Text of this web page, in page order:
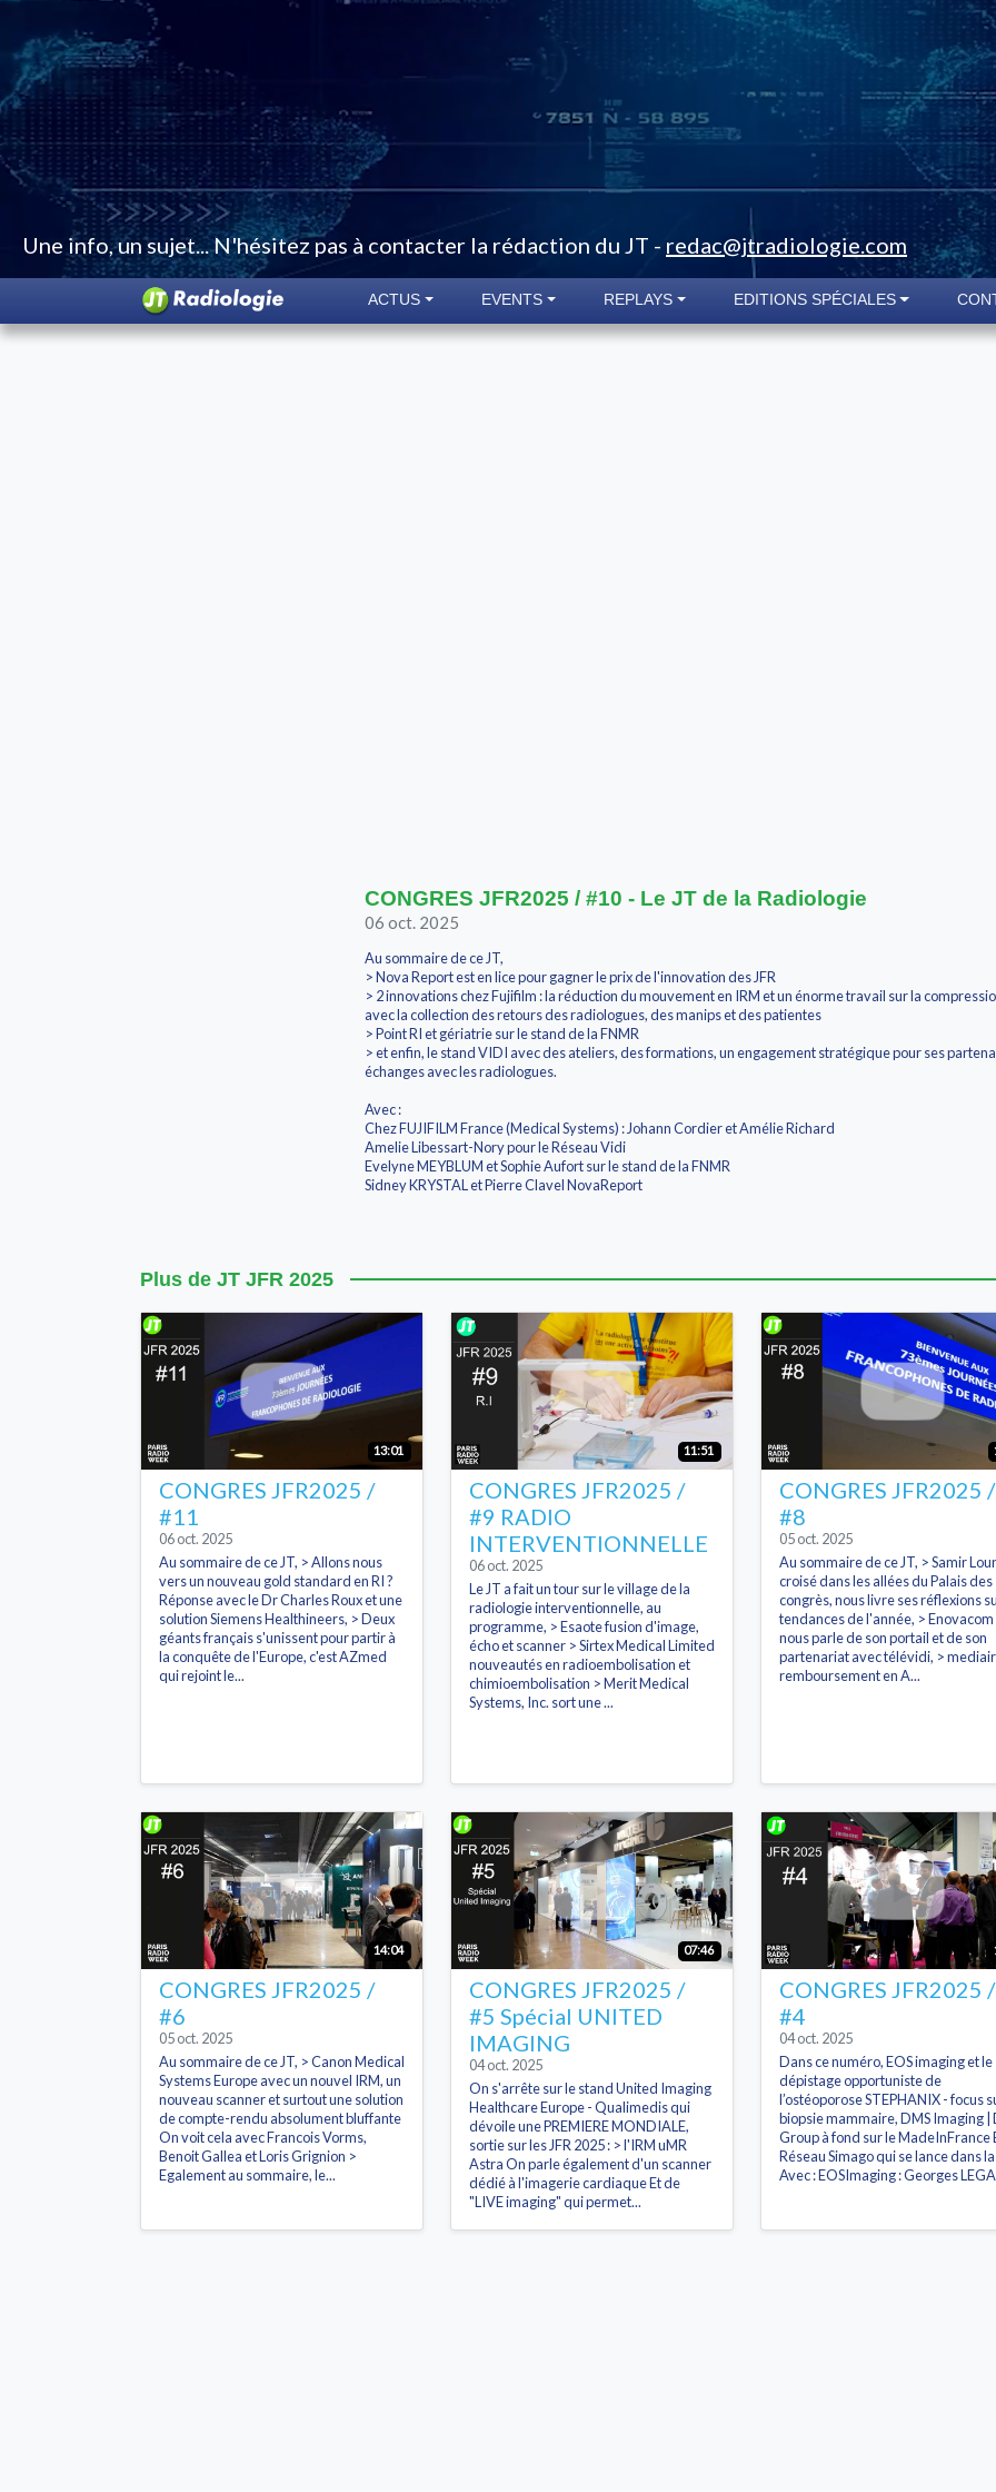
Une info, un sujet... N'hésitez pas à contacter la rédaction du JT - redac@jtradiologie.com
ACTUS EVENTS REPLAYS EDITIONS SPÉCIALES
CONGRES JFR2025 / #10 - Le JT de la Radiologie
06 oct. 2025
Au sommaire de ce JT,
> Nova Report est en lice pour gagner le prix de l'innovation des JFR
> 2 innovations chez Fujifilm : la réduction du mouvement en IRM et un énorme travail sur la
avec la collection des retours des radiologues, des manips et des patientes
> Point RI et gériatrie sur le stand de la FNMR
> et enfin, le stand VIDI avec des ateliers, des formations, un engagement stratégique pour ses
échanges avec les radiologues.
Avec :
Chez FUJIFILM France (Medical Systems) : Johann Cordier et Amélie Richard
Amelie Libessart-Nory pour le Réseau Vidi
Evelyne MEYBLUM et Sophie Aufort sur le stand de la FNMR
Sidney KRYSTAL et Pierre Clavel NovaReport
Plus de JT JFR 2025
13:01
CONGRES JFR2025 /
#11
06 oct. 2025
Au sommaire de ce JT, > Allons nous
vers un nouveau gold standard en RI ?
Réponse avec le Dr Charles Roux et une
solution Siemens Healthineers, > Deux
géants français s'unissent pour partir à
la conquête de l'Europe, c'est AZmed
qui rejoint le...
11:51
CONGRES JFR2025 /
#9 RADIO
INTERVENTIONNELLE
06 oct. 2025
Le JT a fait un tour sur le village de la
radiologie interventionnelle, au
programme, > Esaote fusion d'image,
écho et scanner > Sirtex Medical Limited
nouveautés en radioembolisation et
chimioembolisation > Merit Medical
Systems, Inc. sort une ...
CONGRES JFR2025 /
#8
05 oct. 2025
Au sommaire de ce JT, > Samir
croisé dans les allées du Palais des
congrès, nous livre ses réflexions
tendances de l'année, > Enovacom
nous parle de son portail et de son
partenariat avec télévidi, >
remboursement en A...
14:04
CONGRES JFR2025 /
#6
05 oct. 2025
Au sommaire de ce JT, > Canon Medical
Systems Europe avec un nouvel IRM, un
nouveau scanner et surtout une solution
de compte-rendu absolument bluffante
On voit cela avec Francois Vorms,
Benoit Gallea et Loris Grignion >
Egalement au sommaire, le...
07:46
CONGRES JFR2025 /
#5 Spécial UNITED
IMAGING
04 oct. 2025
On s'arrête sur le stand United Imaging
Healthcare Europe - Qualimedis qui
dévoile une PREMIERE MONDIALE,
sortie sur les JFR 2025 : > l'IRM uMR
Astra On parle également d'un scanner
dédié à l'imagerie cardiaque Et de
"LIVE imaging" qui permet...
CONGRES JFR2025 /
#4
04 oct. 2025
Dans ce numéro, EOS imaging et le
dépistage opportuniste de
l’ostéoporose STEPHANIX - focus
biopsie mammaire, DMS Imaging |
Group à fond sur le MadeInFrance
Réseau Simago qui se lance dans
Avec : EOSImaging : Georges